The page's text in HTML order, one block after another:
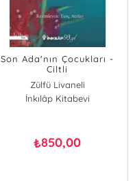
Son Ada'nın Çocukları -
Ciltli
Zülfü Livaneli
İnkılâp Kitabevi
₺850,00